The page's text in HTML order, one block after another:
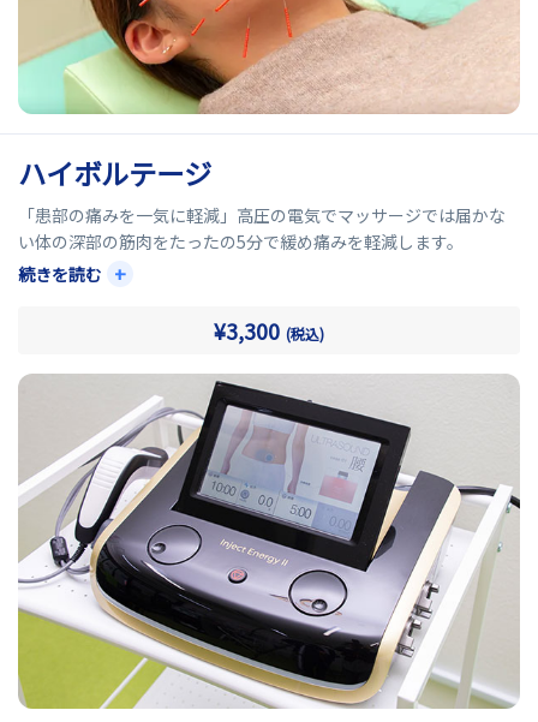
ハイボルテージ
「患部の痛みを一気に軽減」高圧の電気でマッサージでは届かな
い体の深部の筋肉をたったの5分で緩め痛みを軽減します。
鍼灸が苦手な方にもおすすめ！！ギックリ腰、寝違え、肉離れな
続きを読む +
¥3,300 (税込)